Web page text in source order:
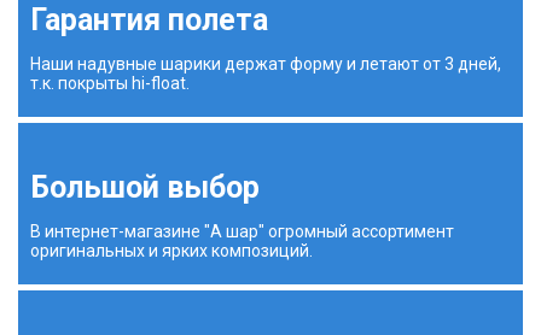
Гарантия полета
Наши надувные шарики держат форму и летают от 3 дней,
т.к. покрыты hi-float.
Большой выбор
В интернет-магазине "А шар" огромный ассортимент
оригинальных и ярких композиций.